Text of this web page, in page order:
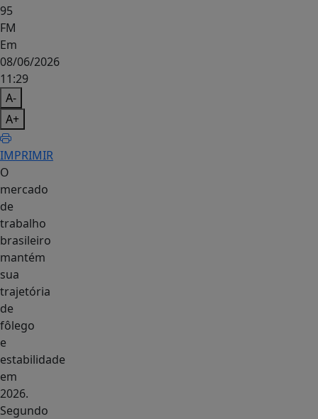
95
FM
Em
08/06/2026
11:29
A-
A+
IMPRIMIR
O
mercado
de
trabalho
brasileiro
mantém
sua
trajetória
de
fôlego
e
estabilidade
em
2026.
Segundo